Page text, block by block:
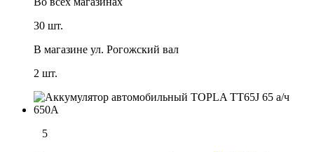
30 шт.
В магазине ул. Рогожский вал
2 шт.
5